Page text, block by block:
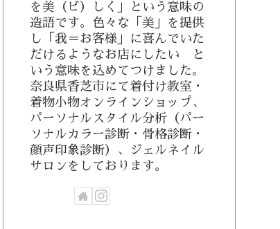
を美（ビ）しく」という意味の
造語です。色々な「美」を提供
し「我＝お客様」に喜んでいた
だけるようなお店にしたい と
いう意味を込めてつけました。
奈良県香芝市にて着付け教室・
着物小物オンラインショップ、
パーソナルスタイル分析（パー
ソナルカラー診断・骨格診断・
顔声印象診断）、ジェルネイル
サロンをしております。